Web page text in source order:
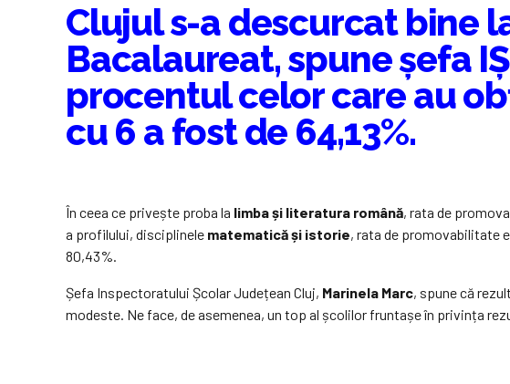
Clujul s-a descurcat bine
Bacalaureat, spune șefa
procentul celor care au
cu 6 a fost de 64,13%.
În ceea ce privește proba la limba și literatura română, rata de
a profilului, disciplinele matematică și istorie, rata de promovabilitate
80,43%.
Șefa Inspectoratului Școlar Județean Cluj, Marinela Marc, spune că
modeste. Ne face, de asemenea, un top al școlilor fruntașe în privința